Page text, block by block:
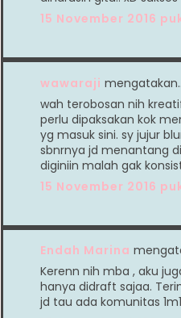
15 November 2016
wawaraji
wah terobosan nih
perlu dipaksakan kok
yg masuk sini. sy jujur
sbnrnya jd menantang
diginiin malah gak
15 November 2016
Endah Marina
Kerenn nih mba , aku
hanya didraft sajaa.
jd tau ada komunitas